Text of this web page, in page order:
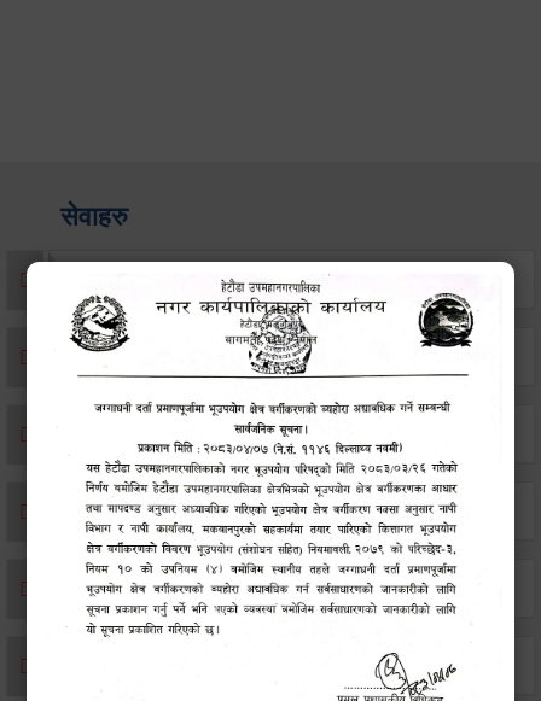
सेवाहरु
संस्था दर्ता सिफारिस
एकिकृत सम्पत्ति कर/घर जग्गा कर
सम्बन्ध विच्छेद दर्ता
बसाइ-सराई जाने/आउने दर्ता